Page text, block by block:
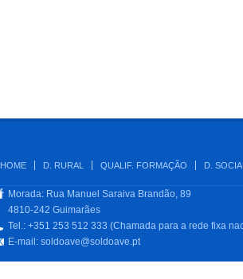
HOME D. RURAL QUALIF. FORMAÇÃO D. SOCIAL
Morada: Rua Manuel Saraiva Brandão, 89
4810-242 Guimarães
Tel.: +351 253 512 333 (Chamada para a rede fixa
E-mail: soldoave@soldoave.pt